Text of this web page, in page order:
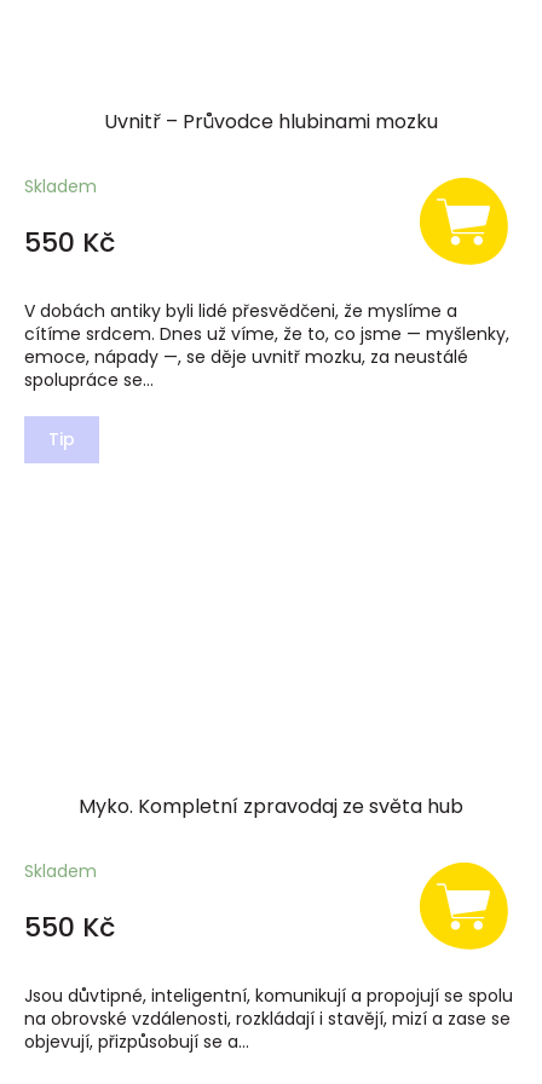
Uvnitř – Průvodce hlubinami mozku
Skladem
550 Kč
V dobách antiky byli lidé přesvědčeni, že myslíme a
cítíme srdcem. Dnes už víme, že to, co jsme — myšlenky,
emoce, nápady —, se děje uvnitř mozku, za neustálé
spolupráce se...
Tip
Myko. Kompletní zpravodaj ze světa hub
Skladem
550 Kč
Jsou důvtipné, inteligentní, komunikují a propojují se spolu
na obrovské vzdálenosti, rozkládají i stavějí, mizí a zase se
objevují, přizpůsobují se a...